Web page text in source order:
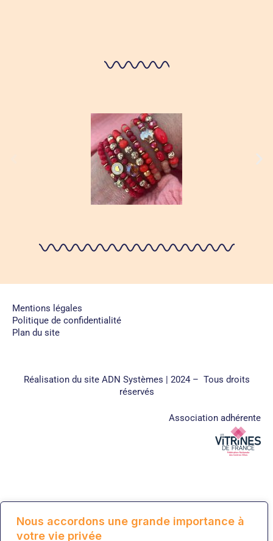
Nous accordons une grande importance à
votre vie privée
Mentions légales
Politique de confidentialité
Plan du site
Réalisation du site ADN Systèmes | 2024 – Tous droits
réservés
Association adhérente